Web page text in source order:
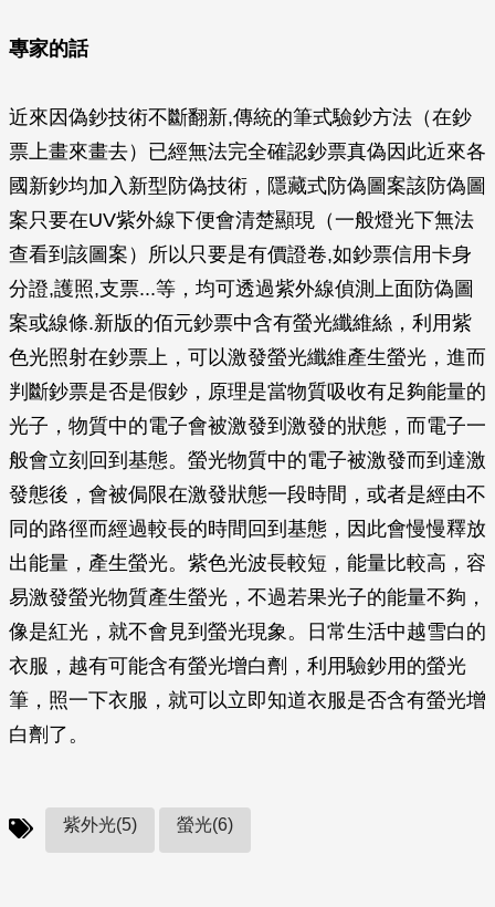
專家的話
近來因偽鈔技術不斷翻新,傳統的筆式驗鈔方法（在鈔
票上畫來畫去）已經無法完全確認鈔票真偽因此近來各
國新鈔均加入新型防偽技術，隱藏式防偽圖案該防偽圖
案只要在UV紫外線下便會清楚顯現（一般燈光下無法
查看到該圖案）所以只要是有價證卷,如鈔票信用卡身
分證,護照,支票...等，均可透過紫外線偵測上面防偽圖
案或線條.新版的佰元鈔票中含有螢光纖維絲，利用紫
色光照射在鈔票上，可以激發螢光纖維產生螢光，進而
判斷鈔票是否是假鈔，原理是當物質吸收有足夠能量的
光子，物質中的電子會被激發到激發的狀態，而電子一
般會立刻回到基態。螢光物質中的電子被激發而到達激
發態後，會被侷限在激發狀態一段時間，或者是經由不
同的路徑而經過較長的時間回到基態，因此會慢慢釋放
出能量，產生螢光。紫色光波長較短，能量比較高，容
易激發螢光物質產生螢光，不過若果光子的能量不夠，
像是紅光，就不會見到螢光現象。日常生活中越雪白的
衣服，越有可能含有螢光增白劑，利用驗鈔用的螢光
筆，照一下衣服，就可以立即知道衣服是否含有螢光增
白劑了。
紫外光(5) 螢光(6)